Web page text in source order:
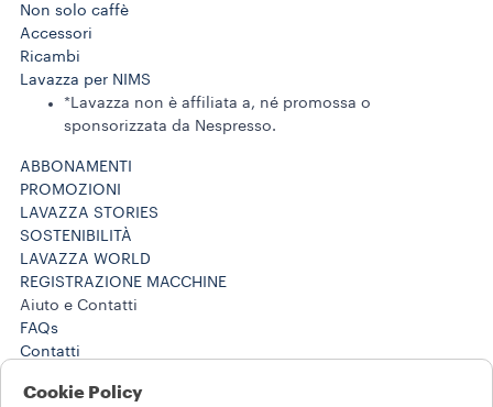
Non solo caffè
Accessori
Ricambi
Lavazza per NIMS
*Lavazza non è affiliata a, né promossa o
sponsorizzata da Nespresso.
ABBONAMENTI
PROMOZIONI
LAVAZZA STORIES
SOSTENIBILITÀ
LAVAZZA WORLD
REGISTRAZIONE MACCHINE
Aiuto e Contatti
FAQs
Contatti
800 124 535
Cookie Policy